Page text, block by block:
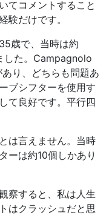
てコメントすること
験だけです。
歳で、当時は約
した。Campagnolo
り、どちらも問題あ
ブシフターを使用す
て良好です。平行四
は言えません。当時
ーは約10個しかあり
察すると、私は人生
はクラッシュだと思